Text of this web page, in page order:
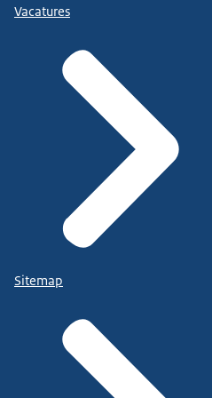
Vacatures
Sitemap